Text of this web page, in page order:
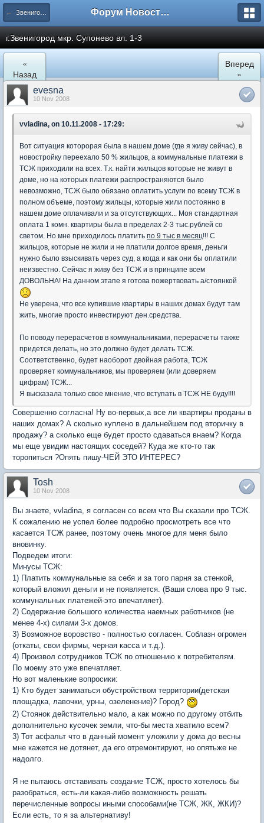
← Звенигород Форум Новостройки
г.Звенигород мкр. Супонево вл. 1-3
«
Назад
Вперед
»
evesna
10 Nov 2008
vvladina, on 10.11.2008 - 17:29:
Вот ситуация которорая была в нашем доме (где я живу сейчас), в
новостройку переехало 50 % жильцов, а коммунальные платежи в
ТСЖ приходили на всех. Т.к. найти жильцов которые не живут в
доме, но на которых платежи распространяются было
невозможно, ТСЖ было обязано оплатить услуги по всему ТСЖ в
полном объеме, поэтому жильцы, которые жили постоянно в
нашем доме оплачивали и за отсутствующих... Моя стандартная
оплата 1 комн. квартиры была в пределах 2-3 тыс.рублей со
светом. Но мне приходилось платить по 9 тыс в месяц!!! С
жильцов, которые не жили и не платили долгое время, деньги
нужно было взыскивать через суд, а когда и как они бы оплатили
неизвестно. Сейчас я живу без ТСЖ и в принципе всем
ДОВОЛЬНА! На данном этапе я готова пожертвовать а/стоянкой
Не уверена, что все купившие квартиры в наших домах будут там
жить, многие просто инвестируют ден.средства.
По поводу перерасчетов в коммунальниками, перерасчеты также
придется делать, но это должно будет делать ТСЖ.
Соответственно, будет наоборот двойная работа, ТСЖ
проверяет коммунальников, мы проверяем (или доверяем
цифрам) ТСЖ...
Я высказала только свое мнение, что вступать в ТСЖ НЕ буду!!!!
Совершенно согласна! Ну во-первых,а все ли квартиры проданы в
наших домах? А сколько куплено в дальнейшем под вторичку в
продажу? а сколько еще будет просто сдаваться внаем? Когда
мы еще увидим настоящих соседей? Куда же кто-то так
торопиться ?Опять пишу-ЧЕЙ ЭТО ИНТЕРЕС?
Tosh
10 Nov 2008
Вы знаете, vvladina, я согласен со всем что Вы сказали про ТСЖ.
К сожалению не успел более подробно просмотреть все что
касается ТСЖ ранее, поэтому очень многое для меня было
вновинку.
Подведем итоги:
Минусы ТСЖ:
1) Платить коммунальные за себя и за того парня за стенкой,
который вложил деньги и не появляется. (Ваши слова про 9 тыс.
коммунальных платежей-это впечатляет).
2) Содержание большого количества наемных работников (не
менее 4-х) силами 3-х домов.
3) Возможное воровство - полностью согласен. Соблазн огромен
(откаты, свои фирмы, черная касса и т.д.).
4) Произвол сотрудников ТСЖ по отношению к потребителям.
По моему это уже впечатляет.
Но вот маленькие вопросики:
1) Кто будет заниматься обустройством территории(детская
площадка, лавочки, урны, озеленение)? Город?
2) Стоянок действительно мало, а как можно по другому отбить
дополнительно кусочек земли, что-бы места хватило всем?
3) Тот асфальт что в данный момент уложили у дома до весны
мне кажется не дотянет, да его отремонтируют, но опятьже не
надолго.
Я не пытаюсь отставивать создание ТСЖ, просто хотелось бы
разобраться, есть-ли какая-либо возможность решать
перечисленные вопросы иными способами(не ТСЖ, ЖК, ЖКИ)?
Если есть, то я за альтернативу!